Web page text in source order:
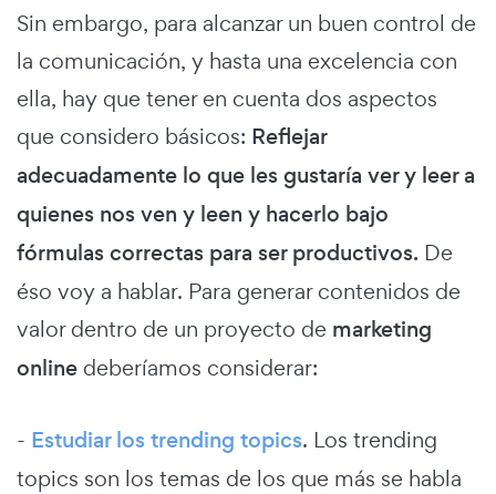
Sin embargo, para alcanzar un buen control de
la comunicación, y hasta una excelencia con
ella, hay que tener en cuenta dos aspectos
que considero básicos: Reflejar
adecuadamente lo que les gustaría ver y leer a
quienes nos ven y leen y hacerlo bajo
fórmulas correctas para ser productivos. De
éso voy a hablar. Para generar contenidos de
valor dentro de un proyecto de marketing
online deberíamos considerar:
- Estudiar los trending topics. Los trending
topics son los temas de los que más se habla